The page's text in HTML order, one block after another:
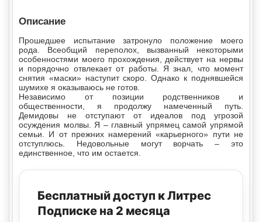
Описание
Прошедшее испытание затронуло положение моего
рода. Всеобщий переполох, вызванный некоторыми
особенностями моего прохождения, действует на нервы
и порядочно отвлекает от работы. Я знал, что момент
снятия «маски» наступит скоро. Однако к поднявшейся
шумихе я оказываюсь не готов.
Независимо от позиции родственников и
общественности, я продолжу намеченный путь.
Демидовы не отступают от идеалов под угрозой
осуждения молвы. Я – главный упрямец самой упрямой
семьи. И от прежних намерений «карьерного» пути не
отступлюсь. Недовольные могут ворчать – это
единственное, что им остается.
Бесплатный доступ к Литрес
Подписке на 2 месяца